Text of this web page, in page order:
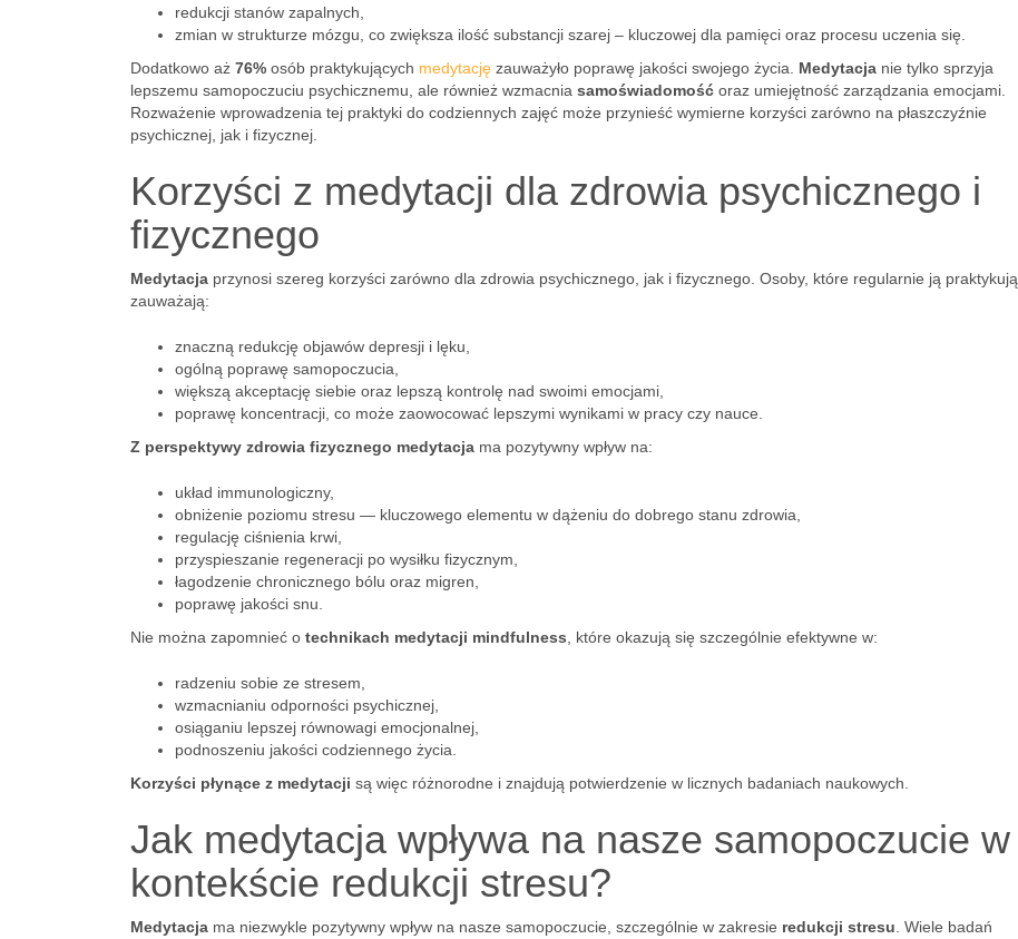
redukcji stanów zapalnych,
zmian w strukturze mózgu, co zwiększa ilość substancji szarej – kluczowej dla pamięci oraz procesu uczenia się.
Dodatkowo aż 76% osób praktykujących medytację zauważyło poprawę jakości swojego życia. Medytacja nie tylko sprzyja
lepszemu samopoczuciu psychicznemu, ale również wzmacnia samoświadomość oraz umiejętność zarządzania emocjami.
Rozważenie wprowadzenia tej praktyki do codziennych zajęć może przynieść wymierne korzyści zarówno na płaszczyźnie
psychicznej, jak i fizycznej.
Korzyści z medytacji dla zdrowia psychicznego i
fizycznego
Medytacja przynosi szereg korzyści zarówno dla zdrowia psychicznego, jak i fizycznego. Osoby, które regularnie ją praktykują,
zauważają:
znaczną redukcję objawów depresji i lęku,
ogólną poprawę samopoczucia,
większą akceptację siebie oraz lepszą kontrolę nad swoimi emocjami,
poprawę koncentracji, co może zaowocować lepszymi wynikami w pracy czy nauce.
Z perspektywy zdrowia fizycznego medytacja ma pozytywny wpływ na:
układ immunologiczny,
obniżenie poziomu stresu — kluczowego elementu w dążeniu do dobrego stanu zdrowia,
regulację ciśnienia krwi,
przyspieszanie regeneracji po wysiłku fizycznym,
łagodzenie chronicznego bólu oraz migren,
poprawę jakości snu.
Nie można zapomnieć o technikach medytacji mindfulness , które okazują się szczególnie efektywne w:
radzeniu sobie ze stresem,
wzmacnianiu odporności psychicznej,
osiąganiu lepszej równowagi emocjonalnej,
podnoszeniu jakości codziennego życia.
Korzyści płynące z medytacji są więc różnorodne i znajdują potwierdzenie w licznych badaniach naukowych.
Jak medytacja wpływa na nasze samopoczucie w
kontekście redukcji stresu?
Medytacja ma niezwykle pozytywny wpływ na nasze samopoczucie, szczególnie w zakresie redukcji stresu . Wiele badań